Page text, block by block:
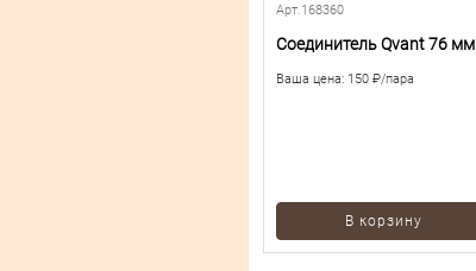
Арт.168360
Соединитель Qvant 76 мм
Ваша цена: 150 ₽/пара
В корзину